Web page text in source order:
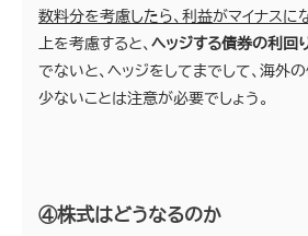
数料分を考慮したら、利益がマイナスに
上を考慮すると、 ヘッジする債券の利回
でないと、ヘッジをしてまでして、海外
少ないことは注意が必要でしょう。
④株式はどうなるのか